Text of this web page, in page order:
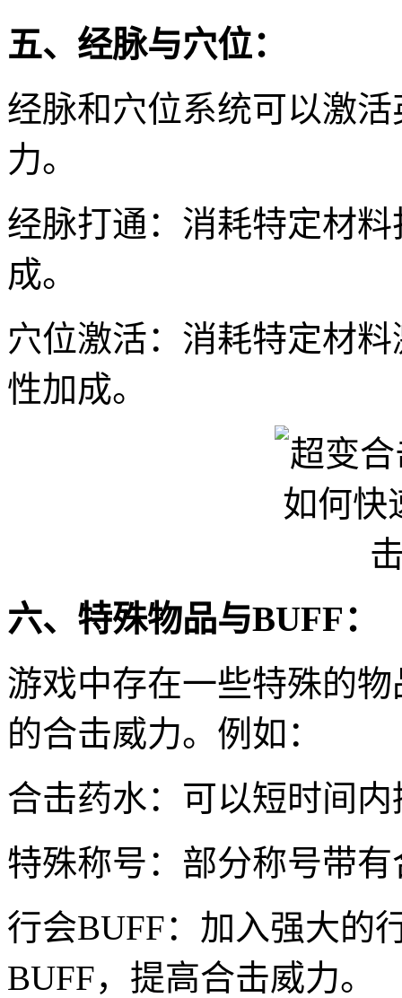
五、经脉与穴位：
经脉和穴位系统可以激
力。
经脉打通：消耗特定材
成。
穴位激活：消耗特定材
性加成。
六、特殊物品与BUFF：
游戏中存在一些特殊的
的合击威力。例如：
合击药水：可以短时间
特殊称号：部分称号带
行会BUFF：加入强大的
BUFF，提高合击威力。